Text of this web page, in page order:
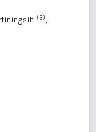
(3),